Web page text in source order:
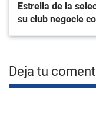
Estrella de la
su club negocie
Deja tu